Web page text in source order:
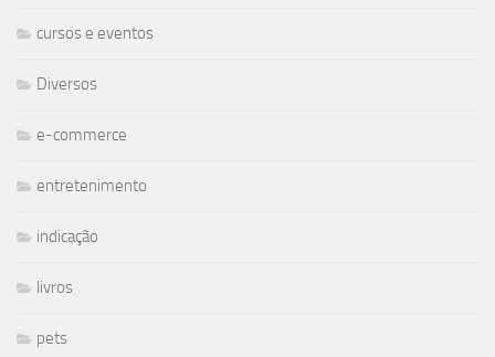
cursos e eventos
Diversos
e-commerce
entretenimento
indicação
livros
pets